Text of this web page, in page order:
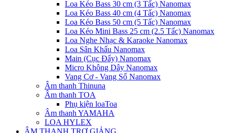
Loa Kéo Bass 30 cm (3 Tấc) Nanomax
Loa Kéo Bass 40 cm (4 Tấc) Nanomax
Loa Kéo Bass 50 cm (5 Tấc) Nanomax
Loa Kéo Mini Bass 25 cm (2.5 Tấc) Nanomax
Loa Nghe Nhạc & Karaoke Nanomax
Loa Sân Khấu Nanomax
Main (Cục Đẩy) Nanomax
Micro Không Dây Nanomax
Vang Cơ - Vang Số Nanomax
Âm thanh Thinuna
Âm thanh TOA
Phụ kiện loaToa
Âm thanh YAMAHA
LOA HYLEX
ÂM THANH TRỢ GIẢNG